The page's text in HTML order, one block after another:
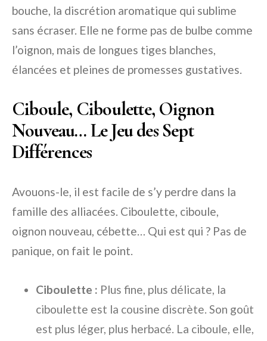
bouche, la discrétion aromatique qui sublime
sans écraser. Elle ne forme pas de bulbe comme
l’oignon, mais de longues tiges blanches,
élancées et pleines de promesses gustatives.
Ciboule, Ciboulette, Oignon
Nouveau… Le Jeu des Sept
Différences
Avouons-le, il est facile de s’y perdre dans la
famille des alliacées. Ciboulette, ciboule,
oignon nouveau, cébette… Qui est qui ? Pas de
panique, on fait le point.
Ciboulette : Plus fine, plus délicate, la
ciboulette est la cousine discrète. Son goût
est plus léger, plus herbacé. La ciboule, elle,